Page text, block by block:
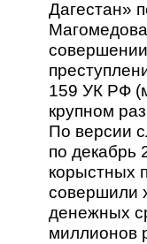
Дагестан»
совершении
159 УК РФ
крупном
По версии
по декабрь
корыстных
совершили
денежных
миллионов